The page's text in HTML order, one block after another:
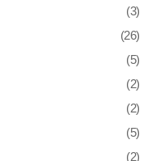
(3)
(26)
(5)
(2)
(2)
(5)
(2)